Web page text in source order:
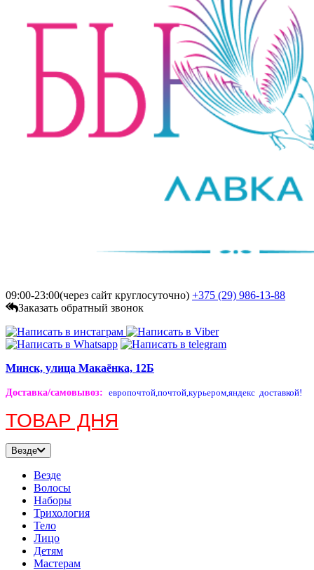
09:00-23:00(через сайт круглосуточно) +375 (29) 986-13-88
Заказать обратный звонок
Минск, улица Макаёнка, 12Б
Доставка/самовывоз: европочтой,почтой,курьером,яндекс доставкой!
ТОВАР ДНЯ
Везде
Везде
Волосы
Наборы
Трихология
Тело
Лицо
Детям
Мастерам